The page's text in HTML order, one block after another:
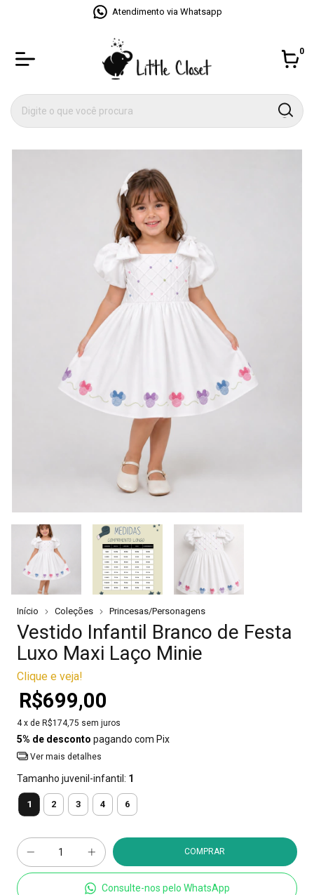
Atendimento via Whatsapp
0
Início Coleções Princesas/Personagens
Vestido Infantil Branco de Festa
Luxo Maxi Laço Minie
Clique e veja!
R$699,00
4 x de R$174,75 sem juros
5% de desconto pagando com Pix
Ver mais detalhes
Tamanho juvenil-infantil: 1
1 2 3 4 6
Consulte-nos pelo WhatsApp